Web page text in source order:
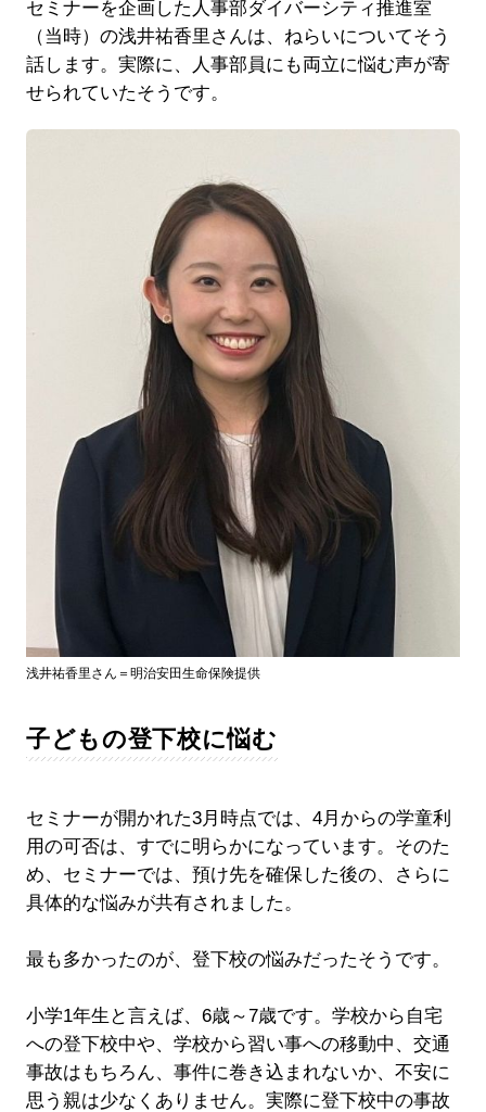
セミナーを企画した人事部ダイバーシティ推進室
（当時）の浅井祐香里さんは、ねらいについてそう
話します。実際に、人事部員にも両立に悩む声が寄
せられていたそうです。
浅井祐香里さん＝明治安田生命保険提供
子どもの登下校に悩む
セミナーが開かれた3月時点では、4月からの学童利
用の可否は、すでに明らかになっています。そのた
め、セミナーでは、預け先を確保した後の、さらに
具体的な悩みが共有されました。
最も多かったのが、登下校の悩みだったそうです。
小学1年生と言えば、6歳～7歳です。学校から自宅
への登下校中や、学校から習い事への移動中、交通
事故はもちろん、事件に巻き込まれないか、不安に
思う親は少なくありません。実際に登下校中の事故